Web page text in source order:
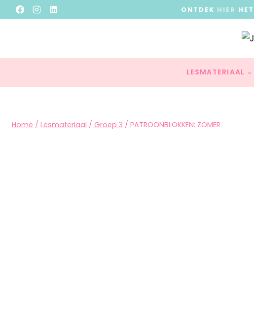
ONTDEK HIER
LESMATERIAAL
Home / Lesmateriaal / Groep 3 / PATROONBLOKKEN: ZOMER